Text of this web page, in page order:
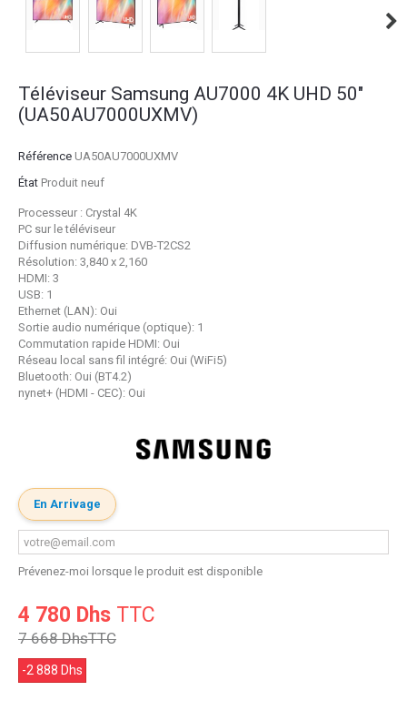
Téléviseur Samsung AU7000 4K UHD 50"
(UA50AU7000UXMV)
Référence UA50AU7000UXMV
État Produit neuf
Processeur : Crystal 4K
PC sur le téléviseur
Diffusion numérique: DVB-T2CS2
Résolution: 3,840 x 2,160
HDMI: 3
USB: 1
Ethernet (LAN): Oui
Sortie audio numérique (optique): 1
Commutation rapide HDMI: Oui
Réseau local sans fil intégré: Oui (WiFi5)
Bluetooth: Oui (BT4.2)
nynet+ (HDMI - CEC): Oui
En Arrivage
Prévenez-moi lorsque le produit est disponible
4 780 Dhs TTC
7 668 DhsTTC
-2 888 Dhs